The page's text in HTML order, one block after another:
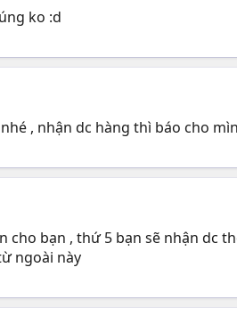
ko :d
, nhận dc hàng thì báo cho
cho bạn , thứ 5 bạn sẽ nhận dc
ngoài này